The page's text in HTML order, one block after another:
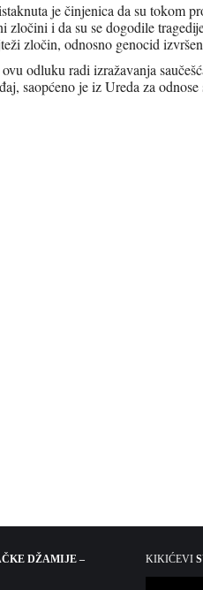
je činjenica da su tokom
zločini i da su se dogodile
zločin, odnosno genocid
odluku radi izražavanja
saopćeno je iz Ureda za
DŽAMIJE –
KIKIĆEVI